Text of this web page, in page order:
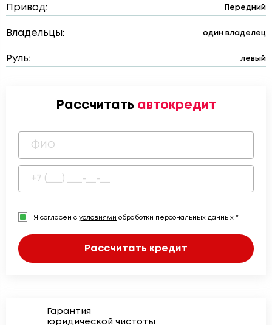
Привод: Передний
Владельцы: один владелец
Руль: левый
Рассчитать автокредит
Я согласен с условиями обработки персональных данных *
Рассчитать кредит
Гарантия
юридической чистоты